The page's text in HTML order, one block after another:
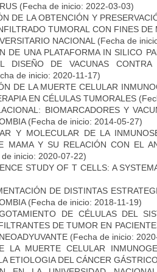
(Fecha de inicio: 2022-03-03)
DE LA OBTENCIÓN Y
TUMORAL CON FINES DE
NACIONAL (Fecha de
DE UNA PLATAFORMA IN SILICO
DISEÑO DE VACUNAS
de inicio: 2020-11-17)
DE LA MUERTE CELULAR
EN CÉLULAS TUMORALES
BIOMARCADORES Y
(Fecha de inicio: 2014-05-27)
Y MOLECULAR DE LA
MAMA Y SU RELACIÓN CON EL
inicio: 2020-07-22)
STUDY OF T CELLS: A
DE DISTINTAS
(Fecha de inicio: 2018-11-19)
DE CÉLULAS DEL
DE TUMOR EN
(Fecha de inicio:
LA MUERTE CELULAR
ETIOLOGIA DEL CÁNCER